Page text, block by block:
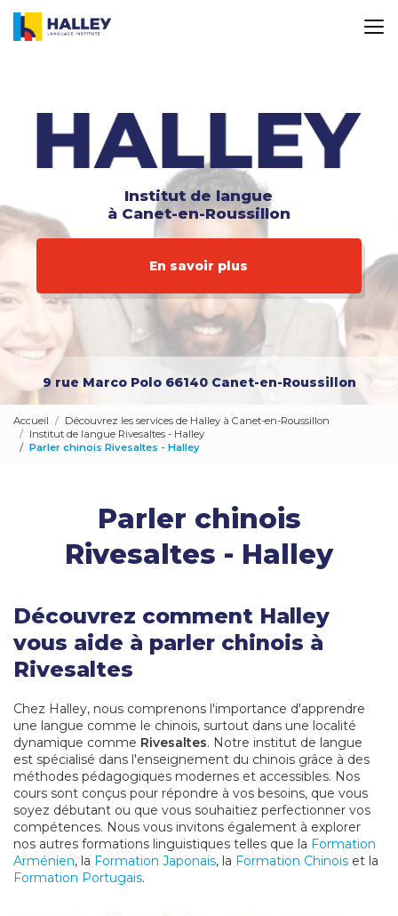
contenu
Institut de langue
à Canet-en-Roussillon
En savoir plus
9 rue Marco Polo 66140 Canet-en-Roussillon
Accueil
Découvrez les services de Halley à Canet-en-Roussillon
Institut de langue Rivesaltes - Halley
Parler chinois Rivesaltes - Halley
Parler chinois
Rivesaltes - Halley
Découvrez comment Halley
vous aide à parler chinois à
Rivesaltes
Chez Halley, nous comprenons l'importance d'apprendre
une langue comme le chinois, surtout dans une localité
dynamique comme Rivesaltes. Notre institut de langue
est spécialisé dans l'enseignement du chinois grâce à des
méthodes pédagogiques modernes et accessibles. Nos
cours sont conçus pour répondre à vos besoins, que vous
soyez débutant ou que vous souhaitiez perfectionner vos
compétences. Nous vous invitons également à explorer
nos autres formations linguistiques telles que la Formation
Arménien, la Formation Japonais, la Formation Chinois et la
Formation Portugais.